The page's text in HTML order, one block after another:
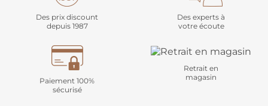
Des prix discount
depuis 1987
Des experts à
votre écoute
Paiement 100%
sécurisé
Retrait en
magasin